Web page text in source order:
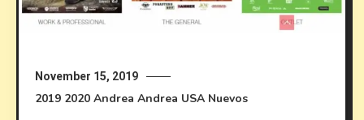
November 15, 2019
2019 2020 Andrea Andrea USA Nuevos